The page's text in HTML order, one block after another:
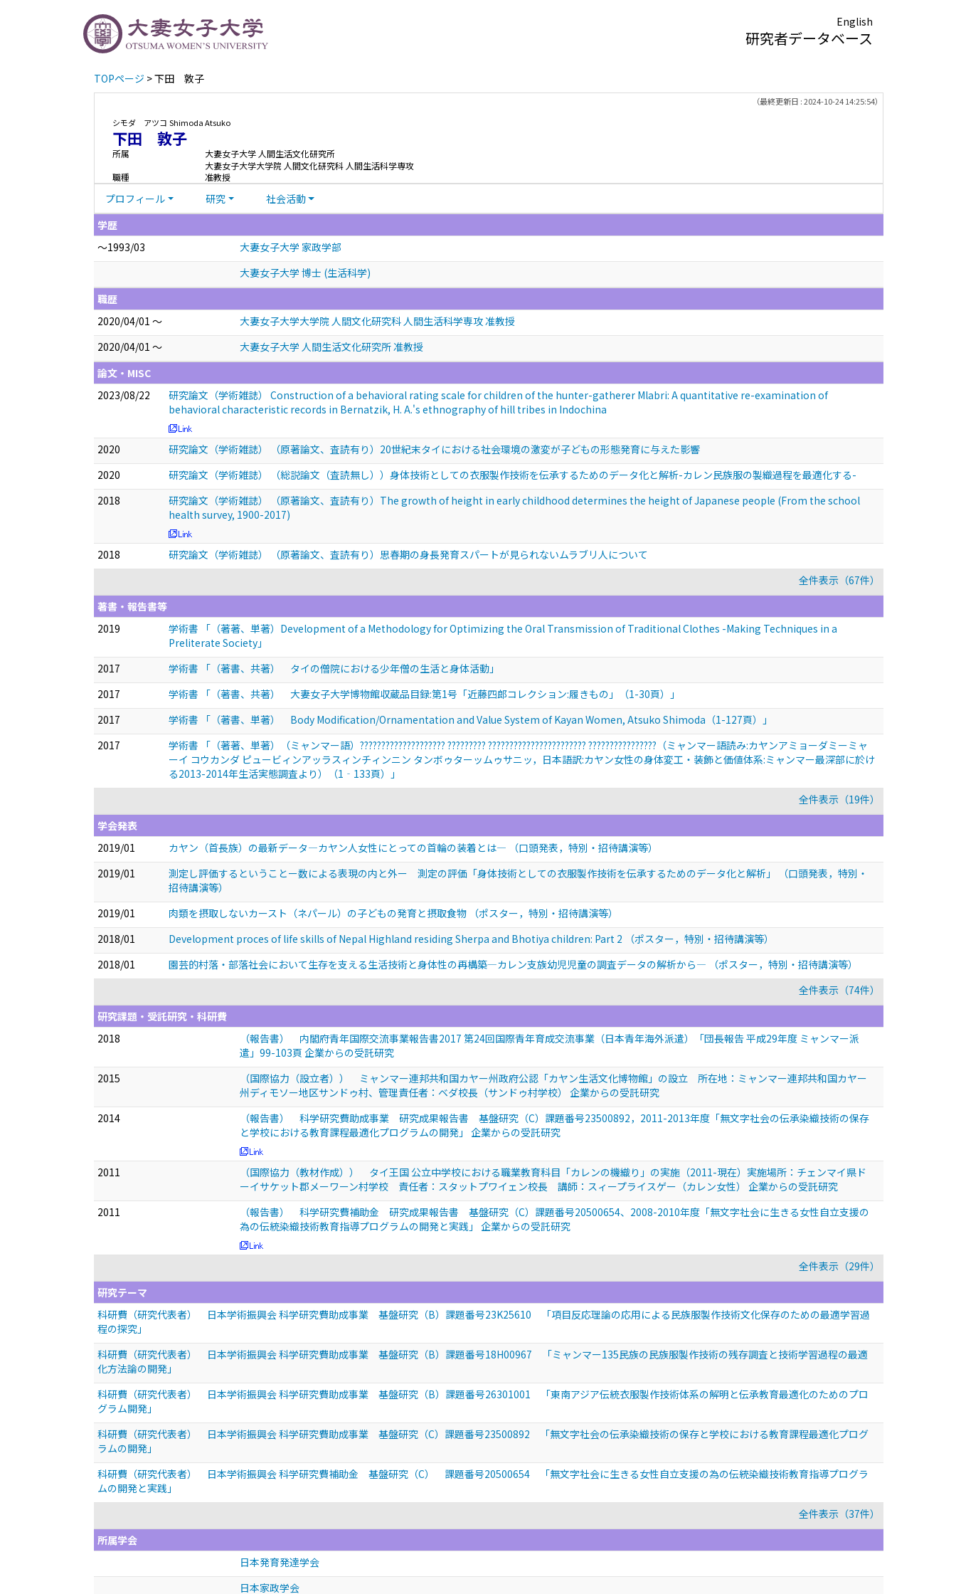
English
研究者データベース
TOPページ > 下田 敦子
（最終更新日 : 2024-10-24 14:25:54）
シモダ アツコ Shimoda Atsuko
下田 敦子
所属
大妻女子大学 人間生活文化研究所
大妻女子大学大学院 人間文化研究科 人間生活科学専攻
職種
准教授
プロフィール 研究
社会活動
学歴
～1993/03
大妻女子大学 家政学部
大妻女子大学 博士 (生活科学)
職歴
2020/04/01 ～
大妻女子大学大学院 人間文化研究科 人間生活科学専攻 准教授
2020/04/01 ～
大妻女子大学 人間生活文化研究所 准教授
論文・MISC
2023/08/22
研究論文（学術雑誌） Construction of a behavioral rating scale for children of the hunter-gatherer Mlabri: A quantitative re-examination of
behavioral characteristic records in Bernatzik, H. A.'s ethnography of hill tribes in Indochina
2020
研究論文（学術雑誌） （原著論文、査読有り）20世紀末タイにおける社会環境の激変が子どもの形態発育に与えた影響
2020
研究論文（学術雑誌） （総説論文（査読無し））身体技術としての衣服製作技術を伝承するためのデータ化と解析-カレン民族服の製織過程を最適化する-
2018
研究論文（学術雑誌） （原著論文、査読有り）The growth of height in early childhood determines the height of Japanese people (From the school
health survey, 1900-2017)
2018
研究論文（学術雑誌） （原著論文、査読有り）思春期の身長発育スパートが見られないムラブリ人について
全件表示（67件）
著書・報告書等
2019
学術書 「（著著、単著）Development of a Methodology for Optimizing the Oral Transmission of Traditional Clothes -Making Techniques in a
Preliterate Society」
2017
学術書 「（著書、共著） タイの僧院における少年僧の生活と身体活動」
2017
学術書 「（著書、共著） 大妻女子大学博物館収蔵品目録:第1号「近藤四郎コレクション:履きもの」（1-30頁）」
2017
学術書 「（著書、単著） Body Modification/Ornamentation and Value System of Kayan Women, Atsuko Shimoda（1-127頁）」
2017
学術書 「（著著、単著）（ミャンマー語）???????????????????? ????????? ??????????????????????? ????????????????（ミャンマー語読み:カヤンアミョーダミーミャ
ーイ コウカンダ ピュービィンアッラスィンチィンニン タンボゥターッムゥサニッ，日本語訳:カヤン女性の身体変工・装飾と価値体系:ミャンマー最深部に於け
る2013-2014年生活実態調査より）（1‐133頁）」
全件表示（19件）
学会発表
2019/01
カヤン（首長族）の最新データ—カヤン人女性にとっての首輪の装着とは—
（口頭発表，特別・招待講演等）
2019/01
測定し評価するということー数による表現の内と外ー 測定の評価「身体技術としての衣服製作技術を伝承するためのデータ化と解析」
（口頭発表，特別・
招待講演等）
2019/01
肉類を摂取しないカースト（ネパール）の子どもの発育と摂取食物
（ポスター，特別・招待講演等）
2018/01
Development proces of life skills of Nepal Highland residing Sherpa and Bhotiya children: Part 2
（ポスター，特別・招待講演等）
2018/01
園芸的村落・部落社会において生存を支える生活技術と身体性の再構築—カレン支族幼児児童の調査データの解析から—
（ポスター，特別・招待講演等）
全件表示（74件）
研究課題・受託研究・科研費
2018
（報告書） 内閣府青年国際交流事業報告書2017 第24回国際青年育成交流事業（日本青年海外派遣）「団長報告 平成29年度 ミャンマー派
遣」99-103頁 企業からの受託研究
2015
（国際協力（設立者）） ミャンマー連邦共和国カヤー州政府公認「カヤン生活文化博物館」の設立 所在地：ミャンマー連邦共和国カヤー
州ディモソー地区サンドゥ村、管理責任者：ベダ校長（サンドゥ村学校） 企業からの受託研究
2014
（報告書） 科学研究費助成事業 研究成果報告書 基盤研究（C）課題番号23500892，2011-2013年度「無文字社会の伝承染織技術の保存
と学校における教育課程最適化プログラムの開発」 企業からの受託研究
2011
（国際協力（教材作成）） タイ王国 公立中学校における職業教育科目「カレンの機織り」の実施（2011-現在）実施場所：チェンマイ県ド
ーイサケット郡メーワーン村学校 責任者：スタットプワイェン校長 講師：スィープライスゲー（カレン女性） 企業からの受託研究
2011
（報告書） 科学研究費補助金 研究成果報告書 基盤研究（C）課題番号20500654、2008-2010年度「無文字社会に生きる女性自立支援の
為の伝統染織技術教育指導プログラムの開発と実践」 企業からの受託研究
全件表示（29件）
研究テーマ
科研費（研究代表者） 日本学術振興会 科学研究費助成事業 基盤研究（B）課題番号23K25610 「項目反応理論の応用による民族服製作技術文化保存のための最適学習過
程の探究」
科研費（研究代表者） 日本学術振興会 科学研究費助成事業 基盤研究（B）課題番号18H00967 「ミャンマー135民族の民族服製作技術の残存調査と技術学習過程の最適
化方法論の開発」
科研費（研究代表者） 日本学術振興会 科学研究費助成事業 基盤研究（B）課題番号26301001 「東南アジア伝統衣服製作技術体系の解明と伝承教育最適化のためのプロ
グラム開発」
科研費（研究代表者） 日本学術振興会 科学研究費助成事業 基盤研究（C）課題番号23500892 「無文字社会の伝承染織技術の保存と学校における教育課程最適化プログ
ラムの開発」
科研費（研究代表者） 日本学術振興会 科学研究費補助金 基盤研究（C） 課題番号20500654 「無文字社会に生きる女性自立支援の為の伝統染織技術教育指導プログラ
ムの開発と実践」
全件表示（37件）
所属学会
日本発育発達学会
日本家政学会